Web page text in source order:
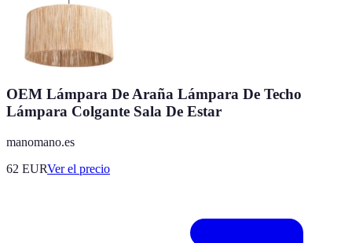
OEM Lámpara De Araña Lámpara De Techo
Lámpara Colgante Sala De Estar
manomano.es
62 EURVer el precio